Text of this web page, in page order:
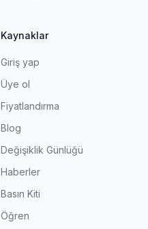
Kaynaklar
Giriş yap
Üye ol
Fiyatlandırma
Blog
Değişiklik Günlüğü
Haberler
Basın Kiti
Öğren